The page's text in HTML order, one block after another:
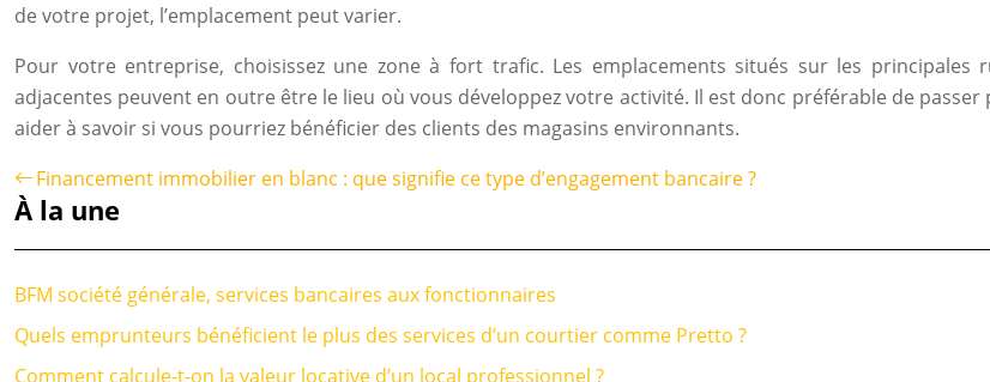
de votre projet, l’emplacement peut varier.
Pour votre entreprise, choisissez une zone à fort trafic. Les emplacements situés sur les principales
adjacentes peuvent en outre être le lieu où vous développez votre activité. Il est donc préférable de
aider à savoir si vous pourriez bénéficier des clients des magasins environnants.
Financement immobilier en blanc : que signifie ce type d’engagement bancaire ?
À la une
BFM société générale, services bancaires aux fonctionnaires
Quels emprunteurs bénéficient le plus des services d’un courtier comme Pretto ?
Comment calcule-t-on la valeur locative d’un local professionnel ?